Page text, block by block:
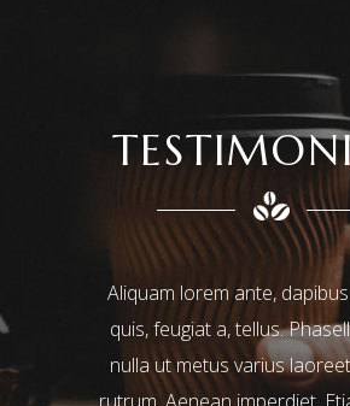
semper
sed
Aliquam lorem ante,
quis, feugiat a, tellus.
nulla ut metus varius